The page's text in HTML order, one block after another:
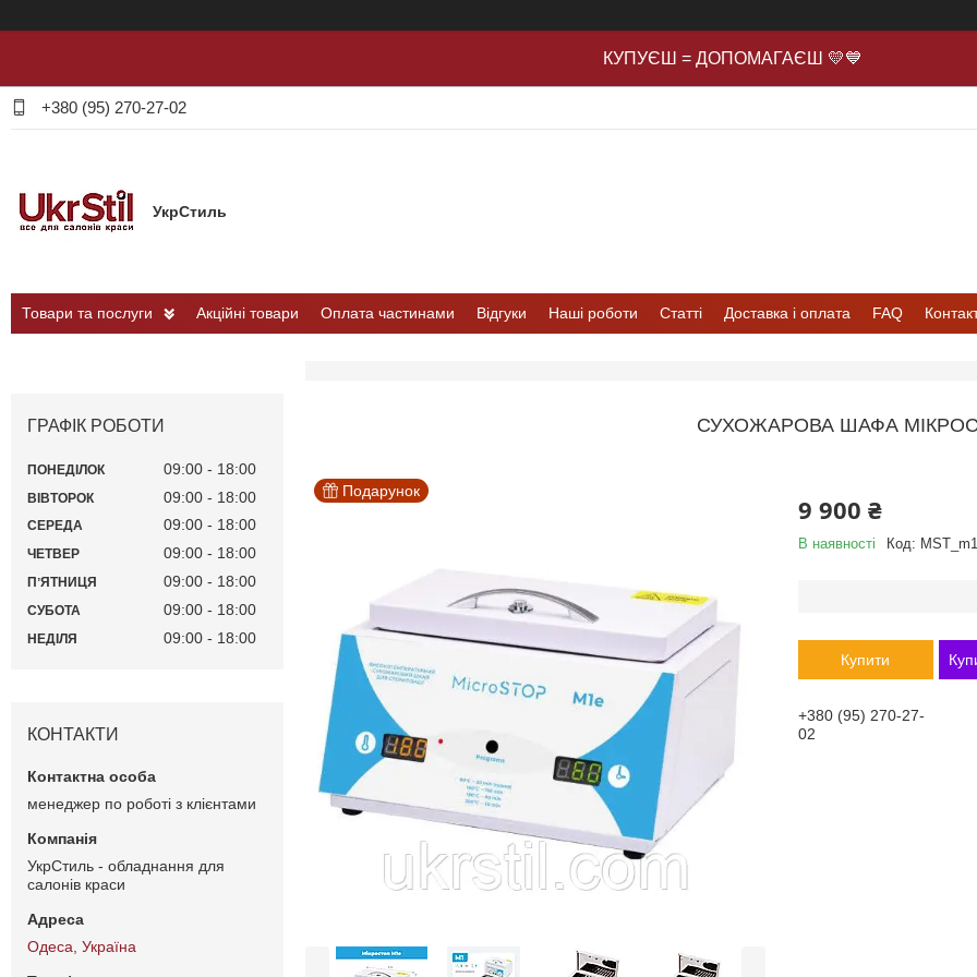
КУПУЄШ = ДОПОМАГАЄШ 💛💙
+380 (95) 270-27-02
УкрСтиль
Товари та послуги Акційні товари Оплата частинами Відгуки Наші роботи Статті Доставка і оплата FAQ
СУХОЖАРОВА ШАФА
Подарунок
9 900 ₴
В наявності Код:
Купити
+380 (95) 270-27-
02
ГРАФІК РОБОТИ
ПОНЕДІЛОК 09:00 18:00
ВІВТОРОК 09:00 18:00
СЕРЕДА 09:00 18:00
ЧЕТВЕР 09:00 18:00
ПʼЯТНИЦЯ 09:00 18:00
СУБОТА 09:00 18:00
НЕДІЛЯ 09:00 18:00
КОНТАКТИ
менеджер по роботі з клієнтами
УкрСтиль - обладнання для
салонів краси
Одеса, Україна